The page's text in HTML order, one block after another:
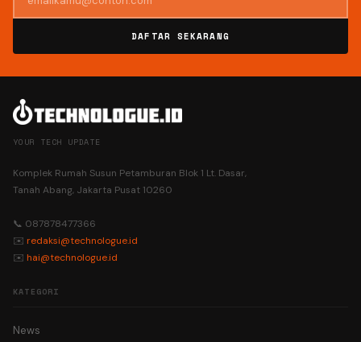
DAFTAR SEKARANG
YOUR TECH UPDATE
Komplek Rumah Susun Petamburan Blok 1 Lt. Dasar,
Tanah Abang, Jakarta Pusat 10260
📞 087878477366
✉️ redaksi@technologue.id
✉️ hai@technologue.id
KATEGORI
News